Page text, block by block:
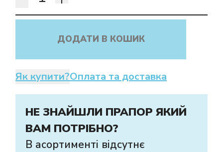
ДОДАТИ В КОШИК
Як купити?Оплата та доставка
НЕ ЗНАЙШЛИ ПРАПОР ЯКИЙ
ВАМ ПОТРІБНО?
В асортименті відсутнє